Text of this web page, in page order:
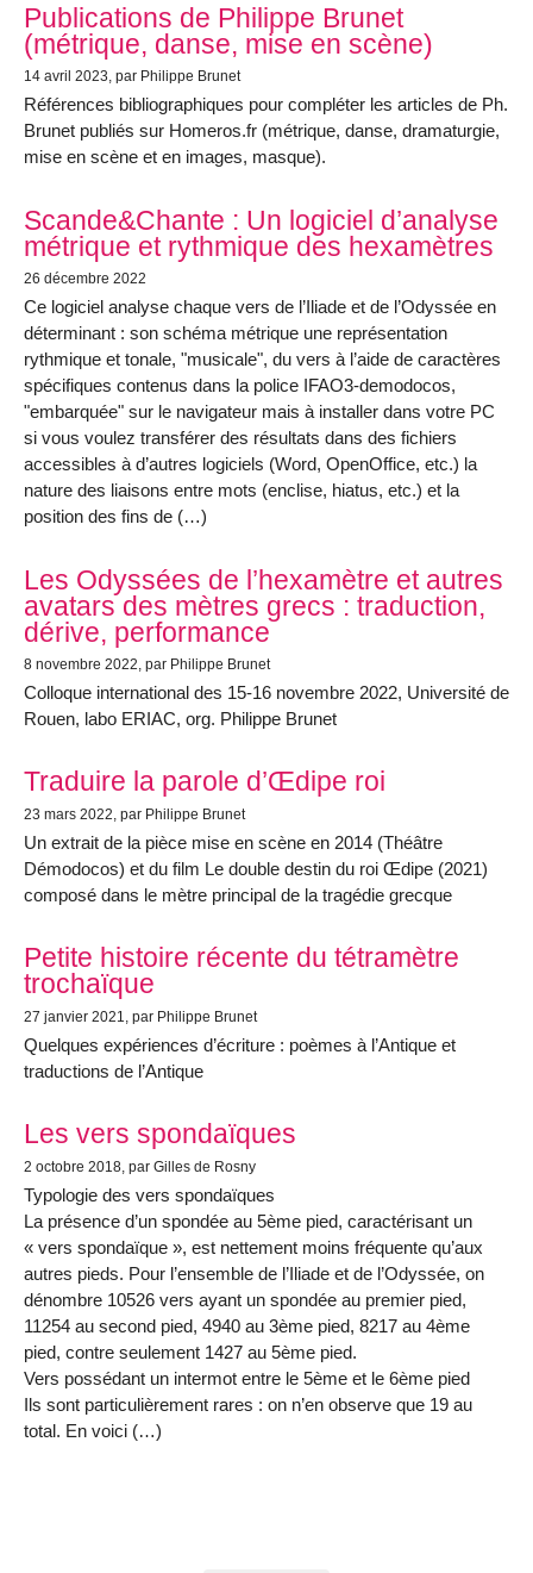
Publications de Philippe Brunet
(métrique, danse, mise en scène)
14 avril 2023, par Philippe Brunet
Références bibliographiques pour compléter les articles de Ph.
Brunet publiés sur Homeros.fr (métrique, danse, dramaturgie,
mise en scène et en images, masque).
Scande&Chante : Un logiciel d’analyse
métrique et rythmique des hexamètres
26 décembre 2022
Ce logiciel analyse chaque vers de l’Iliade et de l’Odyssée en
déterminant : son schéma métrique une représentation
rythmique et tonale, "musicale", du vers à l’aide de caractères
spécifiques contenus dans la police IFAO3-demodocos,
"embarquée" sur le navigateur mais à installer dans votre PC
si vous voulez transférer des résultats dans des fichiers
accessibles à d’autres logiciels (Word, OpenOffice, etc.) la
nature des liaisons entre mots (enclise, hiatus, etc.) et la
position des fins de (…)
Les Odyssées de l’hexamètre et autres
avatars des mètres grecs : traduction,
dérive, performance
8 novembre 2022, par Philippe Brunet
Colloque international des 15-16 novembre 2022, Université de
Rouen, labo ERIAC, org. Philippe Brunet
Traduire la parole d’Œdipe roi
23 mars 2022, par Philippe Brunet
Un extrait de la pièce mise en scène en 2014 (Théâtre
Démodocos) et du film Le double destin du roi Œdipe (2021)
composé dans le mètre principal de la tragédie grecque
Petite histoire récente du tétramètre
trochaïque
27 janvier 2021, par Philippe Brunet
Quelques expériences d’écriture : poèmes à l’Antique et
traductions de l’Antique
Les vers spondaïques
2 octobre 2018, par Gilles de Rosny
Typologie des vers spondaïques
La présence d’un spondée au 5ème pied, caractérisant un
« vers spondaïque », est nettement moins fréquente qu’aux
autres pieds. Pour l’ensemble de l’Iliade et de l’Odyssée, on
dénombre 10526 vers ayant un spondée au premier pied,
11254 au second pied, 4940 au 3ème pied, 8217 au 4ème
pied, contre seulement 1427 au 5ème pied.
Vers possédant un intermot entre le 5ème et le 6ème pied
Ils sont particulièrement rares : on n’en observe que 19 au
total. En voici (…)